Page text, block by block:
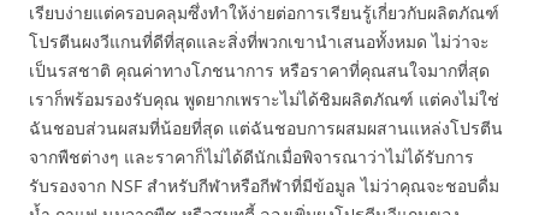
เรียบง่ายแต่ครอบคลุมซึ่งทำให้ง่ายต่อการเรียนรู้เกี่ยวกับผลิตภัณฑ์
โปรตีนผงวีแกนที่ดีที่สุดและสิ่งที่พวกเขานำเสนอทั้งหมด ไม่ว่าจะ
เป็นรสชาติ คุณค่าทางโภชนาการ หรือราคาที่คุณสนใจมากที่สุด
เราก็พร้อมรองรับคุณ พูดยากเพราะไม่ได้ชิมผลิตภัณฑ์ แต่คงไม่ใช่
ฉันชอบส่วนผสมที่น้อยที่สุด แต่ฉันชอบการผสมผสานแหล่งโปรตีน
จากพืชต่างๆ และราคาก็ไม่ได้ดีนักเมื่อพิจารณาว่าไม่ได้รับการ
รับรองจาก NSF สำหรับกีฬาหรือกีฬาที่มีข้อมูล ไม่ว่าคุณจะชอบดื่ม